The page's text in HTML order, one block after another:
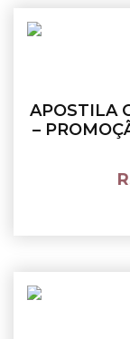
APOSTILA
–